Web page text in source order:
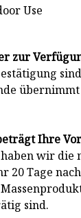
zur
Ihre
wir die
20 Tage
sind.